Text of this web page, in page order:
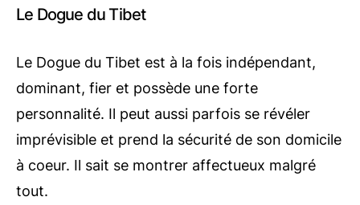
Le Dogue du Tibet
Le Dogue du Tibet est à la fois indépendant,
dominant, fier et possède une forte
personnalité. Il peut aussi parfois se révéler
imprévisible et prend la sécurité de son domicile
à coeur. Il sait se montrer affectueux malgré
tout.